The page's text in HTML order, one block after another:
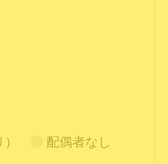
配偶者なし